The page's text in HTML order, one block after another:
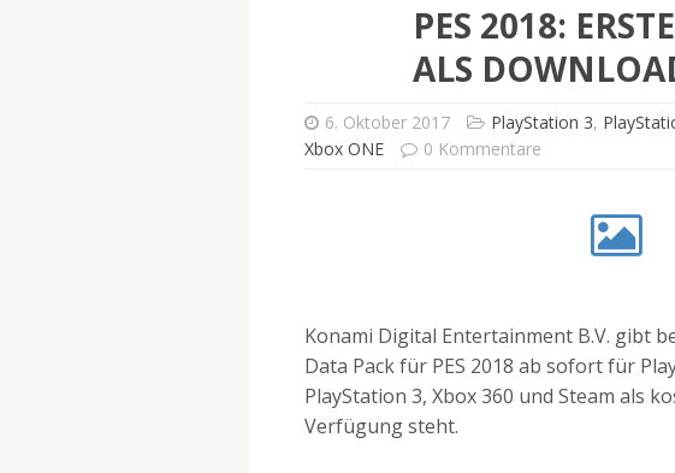
PES 2018:
ALS
6. Oktober 2017 PlayStation 3,
Xbox ONE
0 Kommentare
Konami Digital Entertainment B.V. gibt
Data Pack für PES 2018 ab sofort für
PlayStation 3, Xbox 360 und Steam als
Verfügung steht.